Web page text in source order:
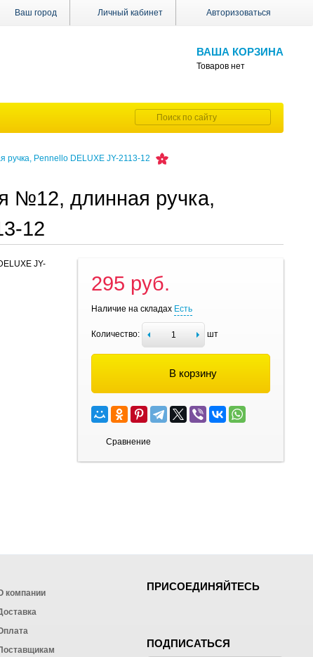
Ваш город Личный кабинет Авторизоваться
ВАША КОРЗИНА
Товаров нет
ручка, Pennello DELUXE JY-2113-12
№12, длинная ручка,
12
JY-
295 руб.
Наличие на складах Есть
Количество: шт
В корзину
Сравнение
компании
ПРИСОЕДИНЯЙТЕСЬ
ПОДПИСАТЬСЯ